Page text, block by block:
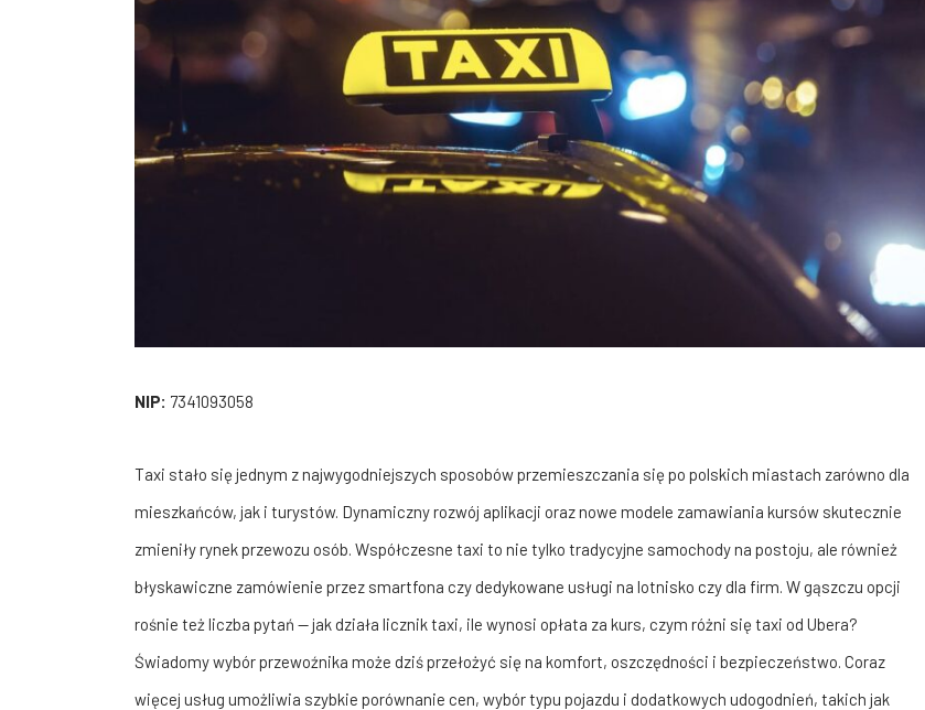
NIP: 7341093058
Taxi stało się jednym z najwygodniejszych sposobów przemieszczania się po polskich miastach zarówno dla
mieszkańców, jak i turystów. Dynamiczny rozwój aplikacji oraz nowe modele zamawiania kursów skutecznie
zmieniły rynek przewozu osób. Współczesne taxi to nie tylko tradycyjne samochody na postoju, ale również
błyskawiczne zamówienie przez smartfona czy dedykowane usługi na lotnisko czy dla firm. W gąszczu opcji
rośnie też liczba pytań — jak działa licznik taxi, ile wynosi opłata za kurs, czym różni się taxi od Ubera?
Świadomy wybór przewoźnika może dziś przełożyć się na komfort, oszczędności i bezpieczeństwo. Coraz
więcej usług umożliwia szybkie porównanie cen, wybór typu pojazdu i dodatkowych udogodnień, takich jak